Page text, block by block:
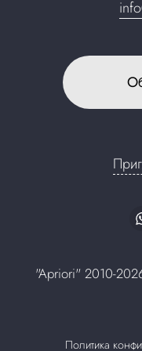
"Apriori" 2010-
Политика